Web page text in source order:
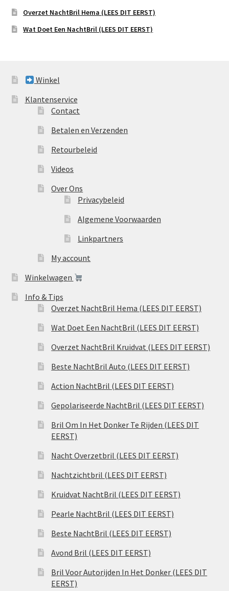
Overzet NachtBril Hema (LEES DIT EERST)
Wat Doet Een NachtBril (LEES DIT EERST)
Winkel
Klantenservice
Contact
Betalen en Verzenden
Retourbeleid
Videos
Over Ons
Privacybeleid
Algemene Voorwaarden
Linkpartners
My account
Winkelwagen
Info & Tips
Overzet NachtBril Hema (LEES DIT EERST)
Wat Doet Een NachtBril (LEES DIT EERST)
Overzet NachtBril Kruidvat (LEES DIT EERST)
Beste NachtBril Auto (LEES DIT EERST)
Action NachtBril (LEES DIT EERST)
Gepolariseerde NachtBril (LEES DIT EERST)
Bril Om In Het Donker Te Rijden (LEES DIT
EERST)
Nacht Overzetbril (LEES DIT EERST)
Nachtzichtbril (LEES DIT EERST)
Kruidvat NachtBril (LEES DIT EERST)
Pearle NachtBril (LEES DIT EERST)
Beste NachtBril (LEES DIT EERST)
Avond Bril (LEES DIT EERST)
Bril Voor Autorijden In Het Donker (LEES DIT
EERST)